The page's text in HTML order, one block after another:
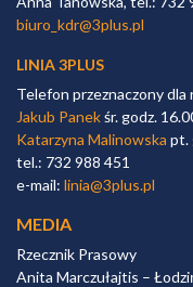
biuro_kdr@3plus.pl
LINIA 3PLUS
Telefon przeznaczony
Jakub Panekśr. godz.
Katarzyna Malinowska pt.
tel.: 732 988 451
e-mail: linia@3plus.pl
MEDIA
Rzecznik Prasowy
Anita Marczułajtis –